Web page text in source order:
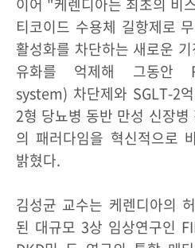
이어 "케렌디아는 최초의 비
티코이드 수용체 길항제로
활성화를 차단하는 새로운
유화를 억제해 그동안
system) 차단제와 SGLT-2
2형 당뇨병 동반 만성 신장
의 패러다임을 혁신적으로
밝혔다.
김성균 교수는 케렌디아의
된 대규모 3상 임상연구인